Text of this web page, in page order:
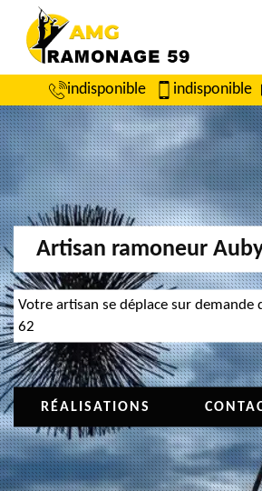
indisponible indisponible
Artisan ramoneur
Votre artisan se déplace sur demande
62
RÉALISATIONS